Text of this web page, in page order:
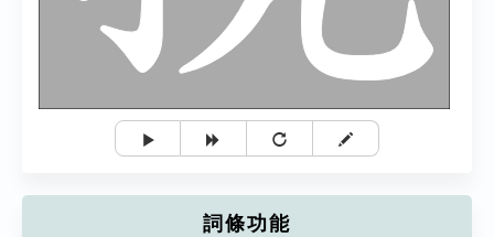
詞條功能